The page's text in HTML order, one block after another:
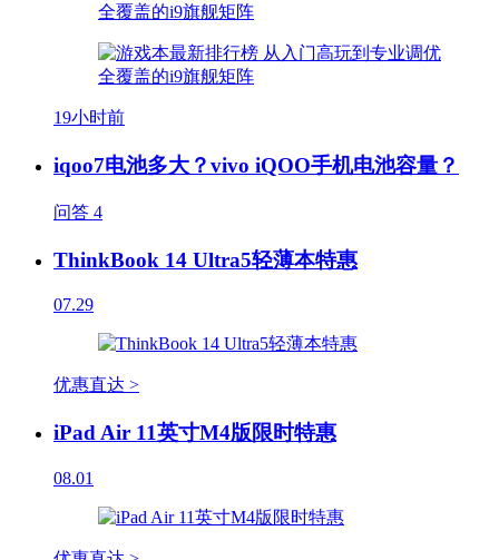
19小时前
iqoo7电池多大？vivo iQOO手机电池容量？
问答 4
ThinkBook 14 Ultra5轻薄本特惠
07.29
优惠直达 >
iPad Air 11英寸M4版限时特惠
08.01